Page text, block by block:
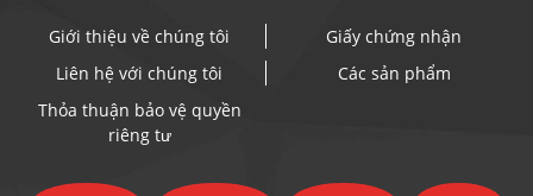
Giới thiệu về chúng tôi
Giấy chứng nhận
Liên hệ với chúng tôi
Các sản phẩm
Thỏa thuận bảo vệ quyền
riêng tư